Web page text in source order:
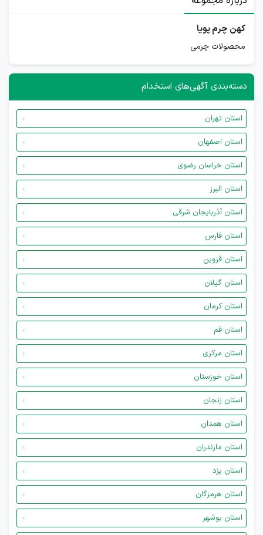
کهن چرم پویا
محصولات چرمی
دسته‌بندی آگهی‌های استخدام
استان تهران
استان اصفهان
استان خراسان رضوی
استان البرز
استان آذربایجان شرقی
استان فارس
استان قزوین
استان گیلان
استان کرمان
استان قم
استان مرکزی
استان خوزستان
استان زنجان
استان همدان
استان مازندران
استان یزد
استان هرمزگان
استان بوشهر